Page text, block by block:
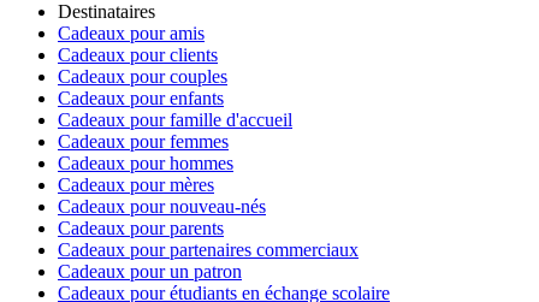
Destinataires
Cadeaux pour amis
Cadeaux pour clients
Cadeaux pour couples
Cadeaux pour enfants
Cadeaux pour famille d'accueil
Cadeaux pour femmes
Cadeaux pour hommes
Cadeaux pour mères
Cadeaux pour nouveau-nés
Cadeaux pour parents
Cadeaux pour partenaires commerciaux
Cadeaux pour un patron
Cadeaux pour étudiants en échange scolaire